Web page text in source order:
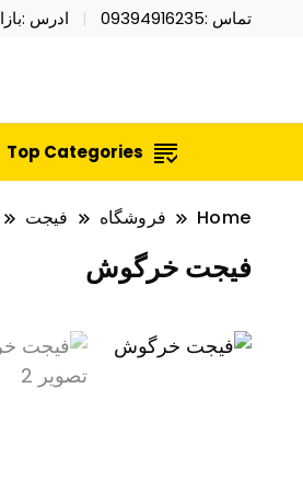
تماس :09394916235 ادرس
نایکر توی فروش
خرید محصولات خاص فیجت
Top Categories
Home فروشگاه فیجت
فیجت خرگوش